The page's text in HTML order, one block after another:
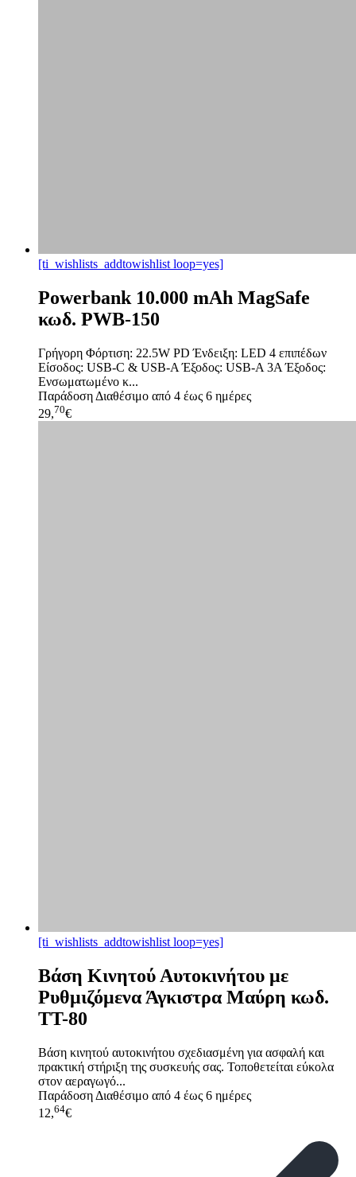
[ti_wishlists_addtowishlist loop=yes]
Powerbank 10.000 mAh MagSafe
κωδ. PWB-150
Γρήγορη Φόρτιση: 22.5W PD Ένδειξη: LED 4 επιπέδων
Είσοδος: USB-C & USB-A Έξοδος: USB-A 3A Έξοδος:
Ενσωματωμένο κ...
Παράδοση Διαθέσιμο από 4 έως 6 ημέρες
29,70€
[ti_wishlists_addtowishlist loop=yes]
Βάση Κινητού Αυτοκινήτου με
Ρυθμιζόμενα Άγκιστρα Μαύρη κωδ.
TT-80
Βάση κινητού αυτοκινήτου σχεδιασμένη για ασφαλή και
πρακτική στήριξη της συσκευής σας. Τοποθετείται εύκολα
στον αεραγωγό...
Παράδοση Διαθέσιμο από 4 έως 6 ημέρες
12,64€